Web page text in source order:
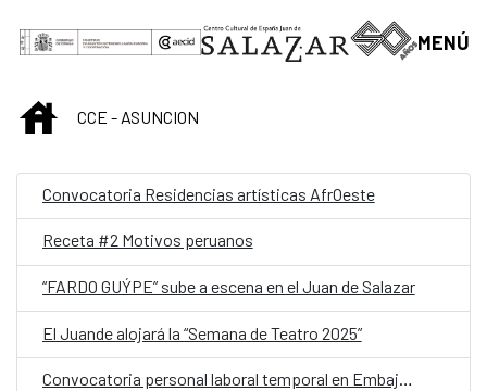
Saltar al contenido principal
MENÚ
INICIOCCE - ASUNCION
Convocatoria Residencias artísticas AfrOeste
Receta #2 Motivos peruanos
“FARDO GUÝPE” sube a escena en el Juan de Salazar
El Juande alojará la “Semana de Teatro 2025”
Convocatoria personal laboral temporal en Embajada de España en Asunción (Paraguay) con la categoría de Auxiliar